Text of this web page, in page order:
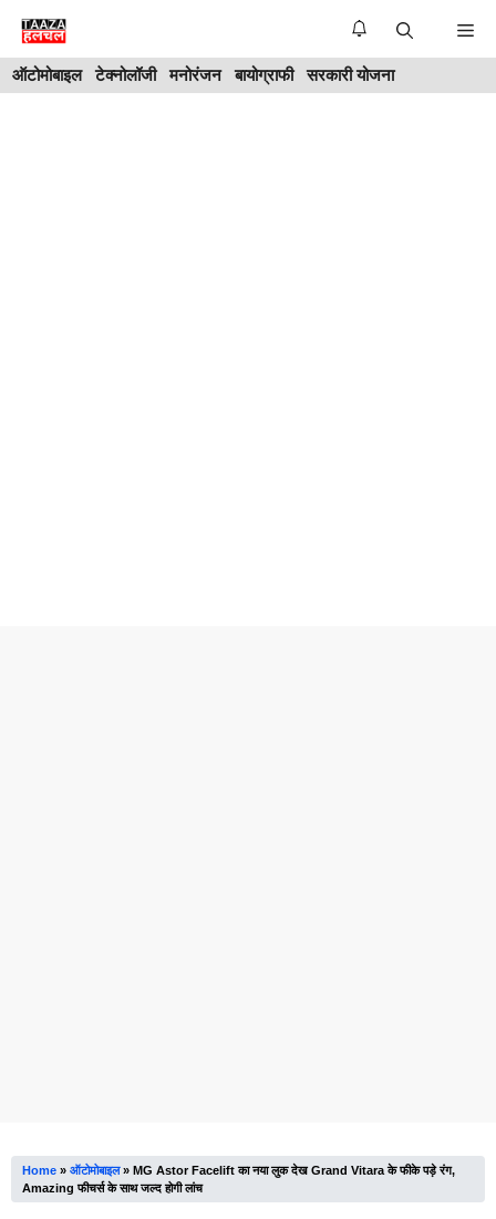
Skip
content
ऑटोमोबाइल टेक्नोलॉजी मनोरंजन बायोग्राफी सरकारी योजना
Home » ऑटोमोबाइल» MG Astor Facelift का नया लुक देख Grand Vitara के फीके पड़े रंग,
Amazing फीचर्स के साथ जल्द होगी लांच